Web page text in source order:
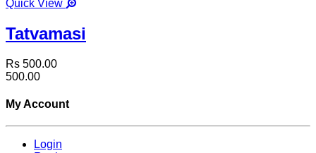
Quick View
Tatvamasi
Rs 500.00
500.00
My Account
Login